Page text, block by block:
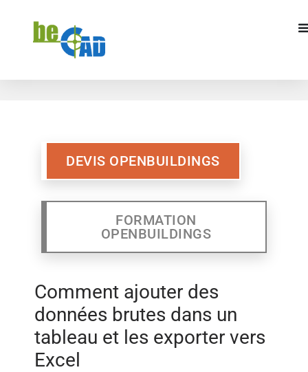
DEVIS OPENBUILDINGS
OPENBUILDINGS
DEVIS OPENBUILDINGS
FORMATION
OPENBUILDINGS
Comment ajouter des
données brutes dans un
tableau et les exporter vers
Excel